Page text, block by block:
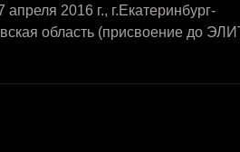
2016 г., г.Екатеринбург-
область (присвоение до